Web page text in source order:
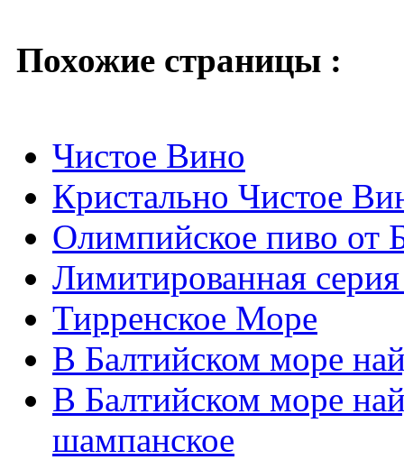
Похожие страницы :
Чистое Вино
Кристально Чистое
Олимпийское пиво от
Лимитированная
Тирренское Море
В Балтийском море
В Балтийском море
шампанское